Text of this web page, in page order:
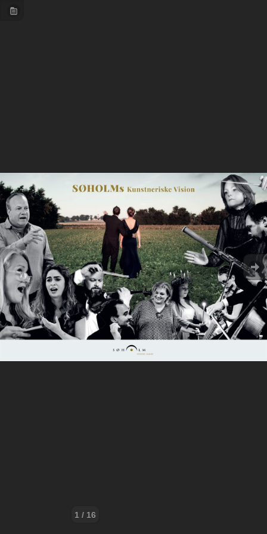
1 / 16